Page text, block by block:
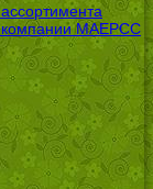
компании МАЕРСС